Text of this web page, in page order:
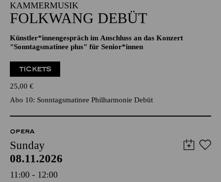
KAMMERMUSIK
FOLKWANG DEBÜT
Künstler*innengespräch im Anschluss an das Konzert
"Sonntagsmatinee plus" für Senior*innen
TICKETS
25,00 €
Abo 10: Sonntagsmatinee Philharmonie Debüt
OPERA
Sunday
08.11.2026
11:00 - 12:00